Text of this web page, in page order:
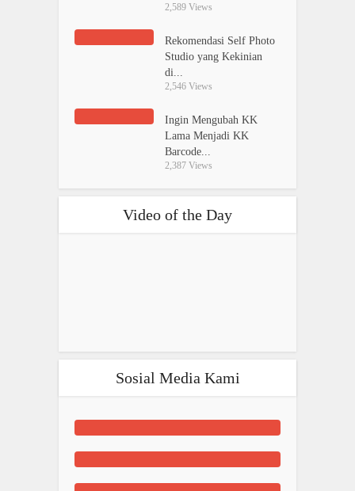
2,589 Views
Rekomendasi Self Photo
Studio yang Kekinian
di...
2,546 Views
Ingin Mengubah KK
Lama Menjadi KK
Barcode...
2,387 Views
Video of the Day
Sosial Media Kami